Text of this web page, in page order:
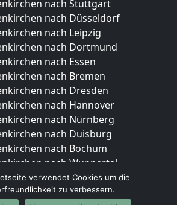
nach Stuttgart
nach Düsseldorf
nach Leipzig
nach Dortmund
nach Essen
nach Bremen
nach Dresden
nach Hannover
nach Nürnberg
nach Duisburg
nach Bochum
nach Wuppertal
nach Bielefeld
nach Bonn
verwendet Cookies um die
zu verbessern.